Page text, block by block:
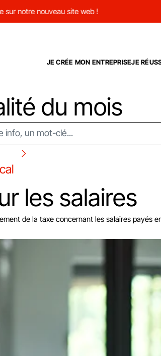
notre nouveau site web !
JE CRÉE MON ENTREPRISEJE
du mois
les salaires
de la taxe concernant les salaires payés